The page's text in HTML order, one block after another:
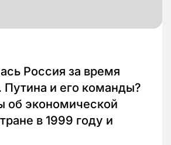
Россия за время
Путина и его команды?
об экономической
в 1999 году и